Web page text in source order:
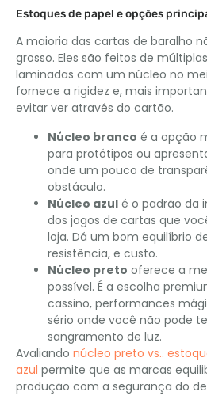
Estoques de papel e opções
A maioria das cartas de baralho
grosso. Eles são feitos de
laminadas com um núcleo no
fornece a rigidez e, mais
evitar ver através do cartão.
Núcleo branco é a opção
para protótipos ou
onde um pouco de
obstáculo.
Núcleo azul é o padrão da
dos jogos de cartas que
loja. Dá um bom equilíbrio
resistência, e custo.
Núcleo preto oferece a
possível. É a escolha
cassino, performances
sério onde você não pode
sangramento de luz.
Avaliando núcleo preto vs..
azul permite que as marcas
produção com a segurança do